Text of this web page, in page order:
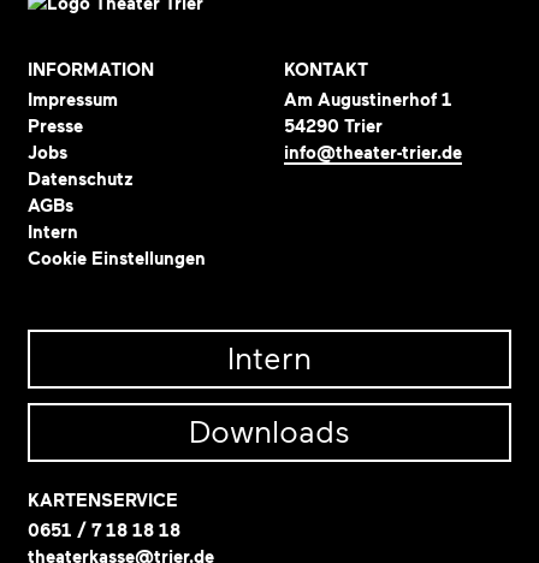
INFORMATION
Impressum
Presse
Jobs
Datenschutz
AGBs
Intern
Cookie Einstellungen
KONTAKT
Am Augustinerhof 1
54290 Trier
info@theater-trier.de
Intern
Downloads
KARTENSERVICE
0651 / 7 18 18 18
theaterkasse@trier.de